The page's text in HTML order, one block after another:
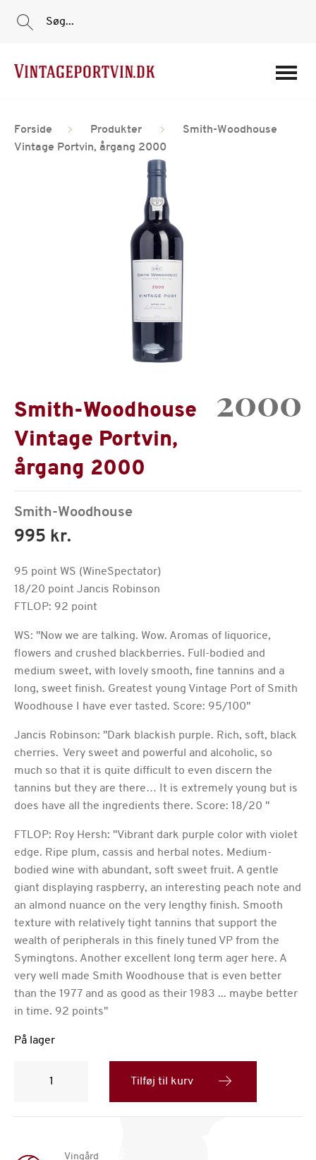
Portvinshuse
Søg...
Forside Produkter
Smith-Woodhouse
Vintage Portvin, årgang 2000
Smith-Woodhouse
Vintage Portvin,
årgang 2000
2000
Smith-Woodhouse
995 kr.
95 point WS (WineSpectator)
18/20 point Jancis Robinson
FTLOP: 92 point
WS: "Now we are talking. Wow. Aromas of liquorice,
flowers and crushed blackberries. Full-bodied and
medium sweet, with lovely smooth, fine tannins and a
long, sweet finish. Greatest young Vintage Port of Smith
Woodhouse I have ever tasted. Score: 95/100"
Jancis Robinson: "Dark blackish purple. Rich, soft, black
cherries. Very sweet and powerful and alcoholic, so
much so that it is quite difficult to even discern the
tannins but they are there… It is extremely young but is
does have all the ingredients there. Score: 18/20 "
FTLOP: Roy Hersh: "Vibrant dark purple color with violet
edge. Ripe plum, cassis and herbal notes. Medium-
bodied wine with abundant, soft sweet fruit. A gentle
giant displaying raspberry, an interesting peach note and
an almond nuance on the very lengthy finish. Smooth
texture with relatively tight tannins that support the
wealth of peripherals in this finely tuned VP from the
Symingtons. Another excellent long term ager here. A
very well made Smith Woodhouse that is even better
than the 1977 and as good as their 1983 ... maybe better
in time. 92 points"
På lager
Woodhouse
årgang
Tilføj til kurv
Vingård